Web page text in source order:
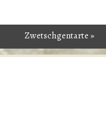
Zwetschgentarte »